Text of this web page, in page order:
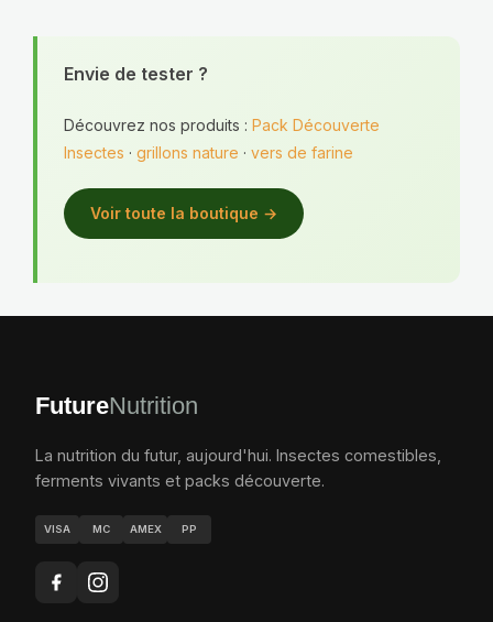
Envie de tester ?
Découvrez nos produits : Pack Découverte
Insectes · grillons nature · vers de farine
Voir toute la boutique →
FutureNutrition
La nutrition du futur, aujourd'hui. Insectes comestibles,
ferments vivants et packs découverte.
VISA MC AMEX PP